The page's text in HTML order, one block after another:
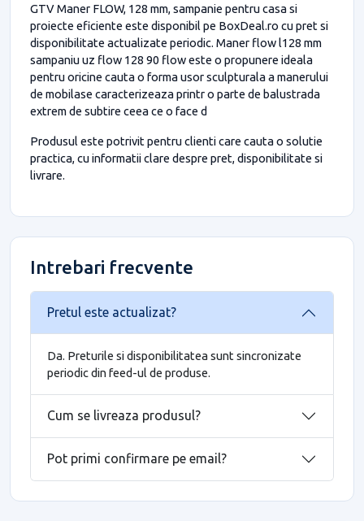
GTV Maner FLOW, 128 mm, sampanie pentru casa si
proiecte eficiente este disponibil pe BoxDeal.ro cu pret si
disponibilitate actualizate periodic. Maner flow l128 mm
sampaniu uz flow 128 90 flow este o propunere ideala
pentru oricine cauta o forma usor sculpturala a manerului
de mobilase caracterizeaza printr o parte de balustrada
extrem de subtire ceea ce o face d
Produsul este potrivit pentru clienti care cauta o solutie
practica, cu informatii clare despre pret, disponibilitate si
livrare.
Intrebari frecvente
Pretul este actualizat?
Da. Preturile si disponibilitatea sunt sincronizate
periodic din feed-ul de produse.
Cum se livreaza produsul?
Pot primi confirmare pe email?